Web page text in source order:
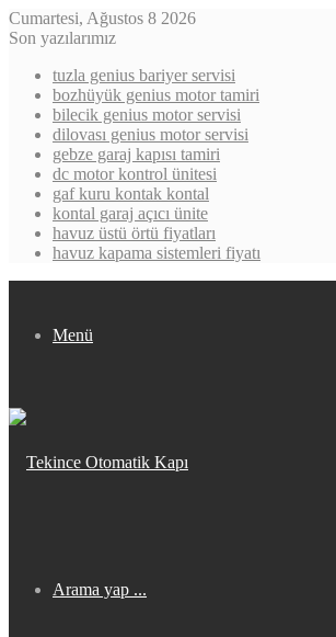
Cumartesi, Ağustos 8 2026
Son yazılarımız
tuzla genius bariyer servisi
bozhüyük genius motor tamiri
bilecik genius motor servisi
dilovası genius motor servisi
gebze garaj kapısı tamiri
dc motor kontrol ünitesi
gaf kuru kontak kontal
kontal garaj açıcı ünite
havuz üstü örtü fiyatları
havuz kapama sistemleri fiyatı
Menü
Arama yap ...